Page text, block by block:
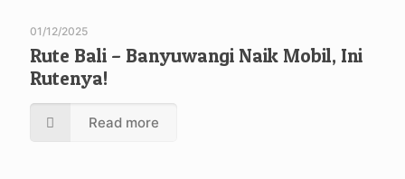
01/12/2025
Rute Bali – Banyuwangi Naik Mobil, Ini
Rutenya!
Read more